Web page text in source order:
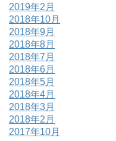
2019年2月
2018年10月
2018年9月
2018年8月
2018年7月
2018年6月
2018年5月
2018年4月
2018年3月
2018年2月
2017年10月